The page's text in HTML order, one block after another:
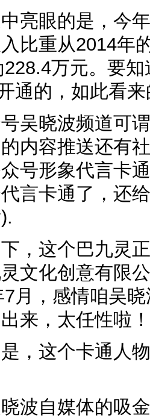
眼的是，今年
比重从2014年
万元。要
通的，如此看
晓波频道可谓
内容推送还有
号形象代言卡
言卡通了，还
这个巴九灵正
文化创意有限
月，感情咱吴
来，太任性啦！
这个卡通人
自媒体的吸金